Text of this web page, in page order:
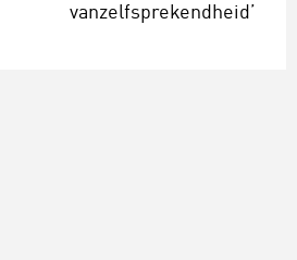
vanzelfsprekendheid’